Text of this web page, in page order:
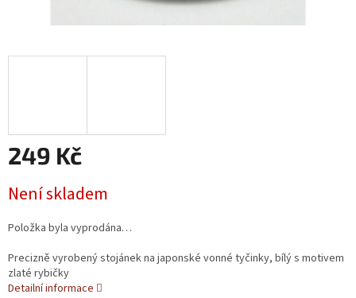
249 Kč
Není skladem
Položka byla vyprodána…
Precizně vyrobený stojánek na japonské vonné tyčinky, bílý s motivem
zlaté rybičky
Detailní informace